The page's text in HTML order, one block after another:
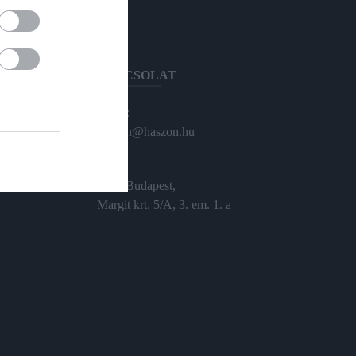
KAPCSOLAT
Email:
haszon@haszon.hu
1024 Budapest,
Margit krt. 5/A, 3. em. 1. a